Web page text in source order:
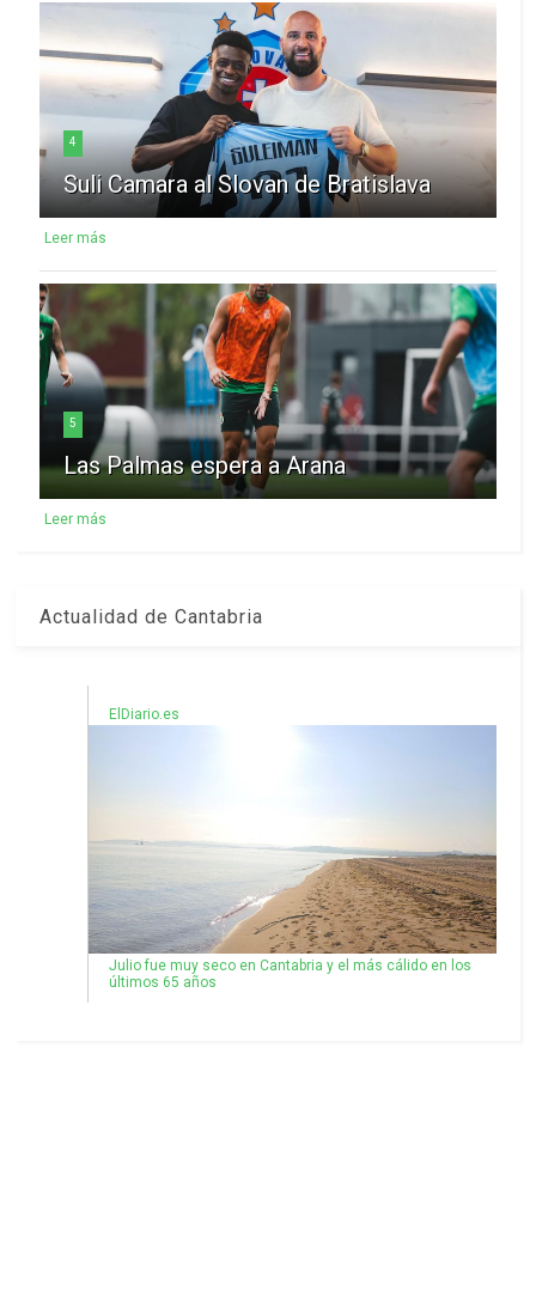
4
Suli Camara al Slovan de Bratislava
Leer más
5
Las Palmas espera a Arana
Leer más
Actualidad de Cantabria
ElDiario.es
Julio fue muy seco en Cantabria y el más cálido en los
últimos 65 años